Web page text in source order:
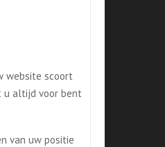
website scoort
u altijd voor bent
van uw positie